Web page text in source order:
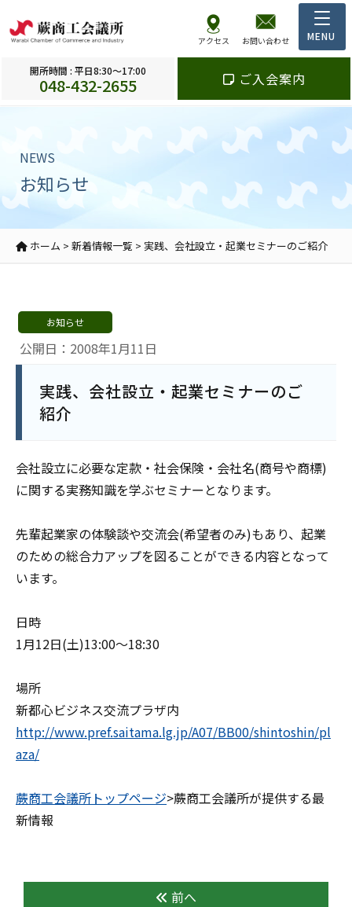
アクセス お問い合わせ
開所時間 : 平日8:30～17:00
048-432-2655 ご入会案内
NEWS
お知らせ
ホーム > 新着情報一覧 > 実践、会社設立・起業セミナーのご紹介
公開日：2008年1月11日
お知らせ
実践、会社設立・起業セミナーのご
紹介
会社設立に必要な定款・社会保険・会社名(商号や商標)
に関する実務知識を学ぶセミナーとなります。
先輩起業家の体験談や交流会(希望者のみ)もあり、起業
のための総合力アップを図ることができる内容となって
います。
日時
1月12日(土)13:00～18:30
場所
新都心ビジネス交流プラザ内
http://www.pref.saitama.lg.jp/A07/BB00/shintoshin/pl
aza/
蕨商工会議所トップページ>蕨商工会議所が提供する最
新情報
前へ